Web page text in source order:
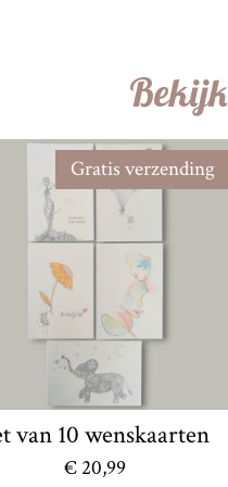
Bekijk
Gratis verzending
van 10 wenskaarten
€ 20,99